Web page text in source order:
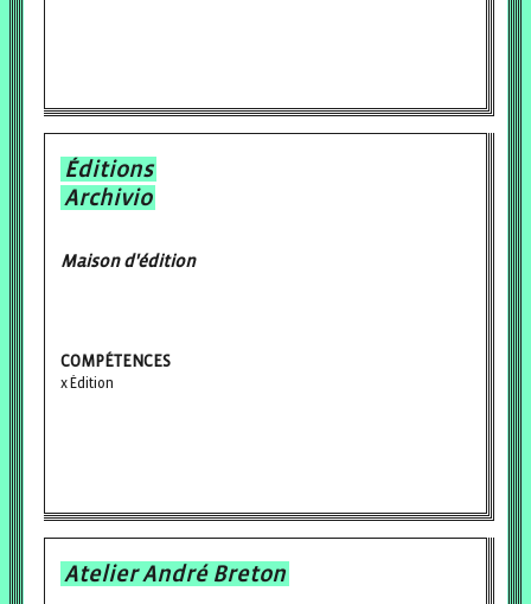
Éditions
Archivio
Maison d'édition
COMPÉTENCES
Édition
Atelier André Breton